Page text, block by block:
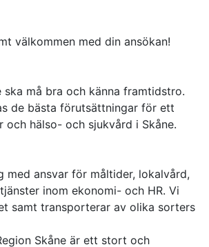
välkommen med din ansökan!
må bra och känna framtidstro.
de bästa förutsättningar för ett
hälso- och sjukvård i Skåne.
med ansvar för måltider, lokalvård,
inom ekonomi- och HR. Vi
samt transporterar av olika sorters
Skåne är ett stort och